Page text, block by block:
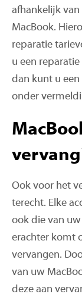
afhankelijk
MacBook.
reparatie
u een
dan kunt u
onder
Ook voor het
terecht. Elke
ook die van uw
erachter komt
vervangen.
van uw
deze aan